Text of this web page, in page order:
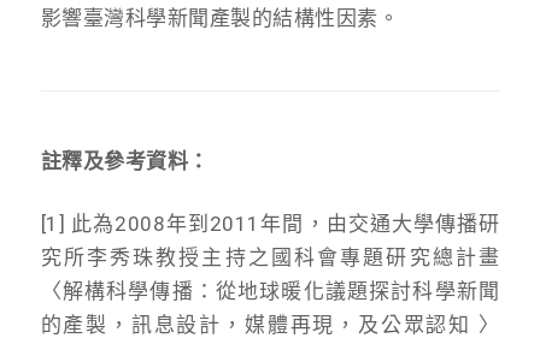
影響臺灣科學新聞產製的結構性因素。
註釋及參考資料：
[1] 此為2008年到2011年間，由交通大學傳播研
究所李秀珠教授主持之國科會專題研究總計畫
〈解構科學傳播：從地球暖化議題探討科學新聞
的產製，訊息設計，媒體再現，及公眾認知 〉